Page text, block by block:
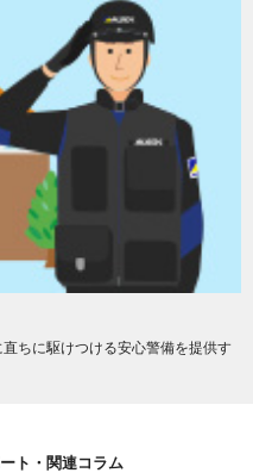
ちに駆けつける安心警備を提供す
ト・関連コラム